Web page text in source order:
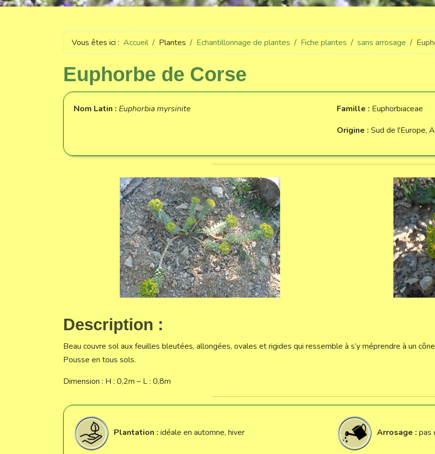
Vous êtes ici : Accueil Plantes Echantillonnage de plantes Fiche plantes sans arrosage
Euphorbe de Corse
Nom Latin : Euphorbia myrsinite Famille : Euphorbiaceae
Origine : Sud de l'Europe,
Description :
Beau couvre sol aux feuilles bleutées, allongées, ovales et rigides qui ressemble à s’y méprendre à un
Pousse en tous sols.
Dimension : H : 0,2m – L : 0,8m
Plantation : idéale en automne, hiver Arrosage : pas